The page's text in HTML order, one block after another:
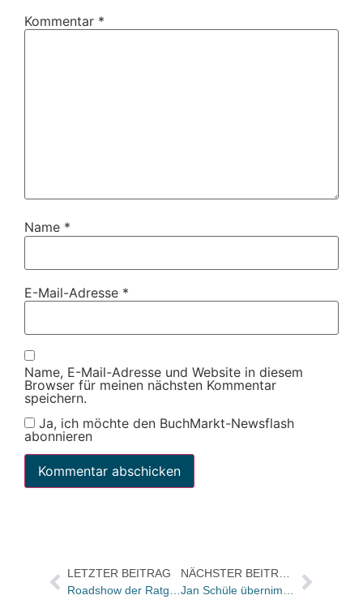
Kommentar *
Name *
E-Mail-Adresse *
Name, E-Mail-Adresse und Website in diesem
Browser für meinen nächsten Kommentar
speichern.
Ja, ich möchte den BuchMarkt-Newsflash
abonnieren
LETZTER BEITRAG